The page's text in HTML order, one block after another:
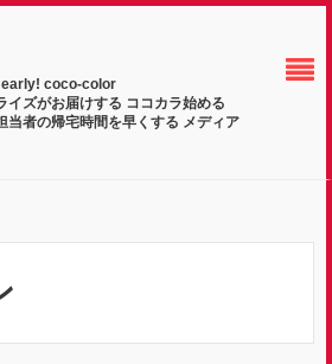
early! coco-color
イズがお届けする ココカラ始める
当者の帰宅時間を早くする メディア